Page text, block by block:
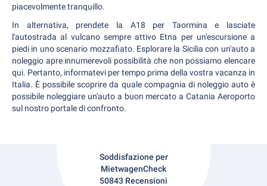
piacevolmente tranquillo.
In alternativa, prendete la A18 per Taormina e lasciate
l'autostrada al vulcano sempre attivo Etna per un'escursione a
piedi in uno scenario mozzafiato. Esplorare la Sicilia con un'auto a
noleggio apre innumerevoli possibilità che non possiamo elencare
qui. Pertanto, informatevi per tempo prima della vostra vacanza in
Italia. È possibile scoprire da quale compagnia di noleggio auto è
possibile noleggiare un'auto a buon mercato a Catania Aeroporto
sul nostro portale di confronto.
Soddisfazione per
MietwagenCheck
50843 Recensioni